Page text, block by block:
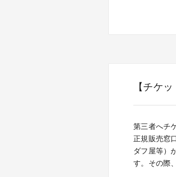
【チケ
第三者へチ
正規販売窓
ダフ屋等）
す。その際